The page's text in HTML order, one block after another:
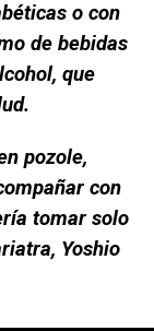
o con
de bebidas
que
pozole,
con
tomar solo
Yoshio